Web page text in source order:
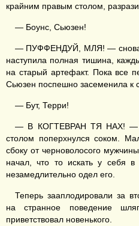
крайним правым столом,
— Боунс, Сьюзен!
— ПУФФЕНДУЙ, МЛЯ! — снова
наступила полная тишина,
на старый артефакт. Пока все
Сьюзен поспешно засеменила к
— Бут, Терри!
— В КОГТЕВРАН ТЯ НАХ! —
столом поперхнулся соком.
сбоку от черноволосого
начал, что то искать у себя
незамедлительно одел его.
Теперь зааплодировали за
на странное поведение
приветствовал новенького.